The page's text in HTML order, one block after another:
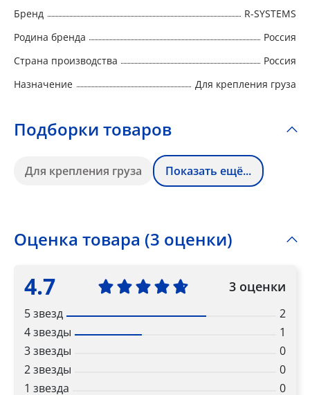
Бренд
R-SYSTEMS
Родина бренда
Россия
Страна производства
Россия
Назначение
Для крепления груза
Подборки товаров
Для крепления груза Показать ещё...
Оценка товара (3 оценки)
4.7 3 оценки
5 звезд
2
4 звезды
1
3 звезды
0
2 звезды
0
1 звезда
0